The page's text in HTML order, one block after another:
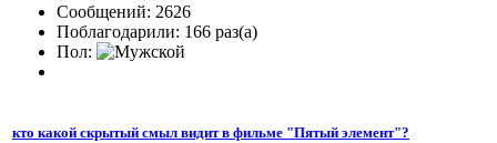
Сообщений: 2626
Поблагодарили: 166 раз(а)
Пол:
кто какой скрытый смыл видит в фильме "Пятый элемент"?